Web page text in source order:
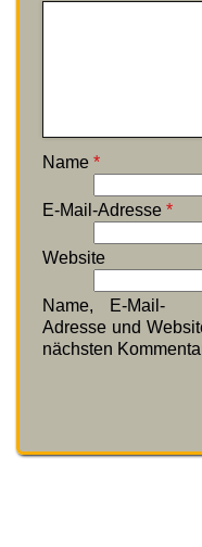
Name *
E-Mail-Adresse *
Website
Name, E-Mail-
Adresse und
nächsten